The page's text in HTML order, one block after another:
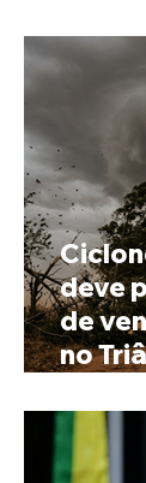
deve
de
no